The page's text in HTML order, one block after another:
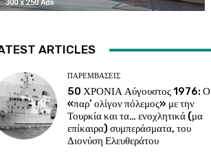
ARTICLES
ΠΑΡΕΜΒΑΣΕΙΣ
50 ΧΡΟΝΙΑ Αύγουστος 1976: Ο
«παρ’ ολίγον πόλεμος» με την
Τουρκία και τα… ενοχλητικά (μα
επίκαιρα) συμπεράσματα, του
Διονύση Ελευθεράτου